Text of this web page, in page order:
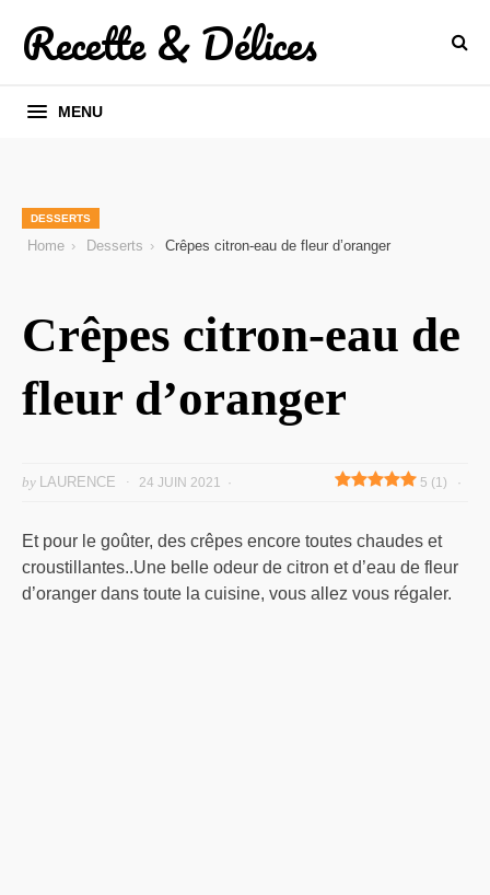
Recette & Délices
MENU
DESSERTS
Home Desserts Crêpes citron-eau de fleur d’oranger
Crêpes citron-eau de
fleur d’oranger
by LAURENCE 24 JUIN 2021 5 (1)
Et pour le goûter, des crêpes encore toutes chaudes et
croustillantes..Une belle odeur de citron et d’eau de fleur
d’oranger dans toute la cuisine, vous allez vous régaler.